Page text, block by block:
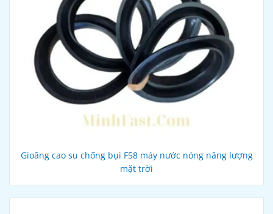
Gioăng cao su chống bụi F58 máy nước nóng năng lượng
mặt trời